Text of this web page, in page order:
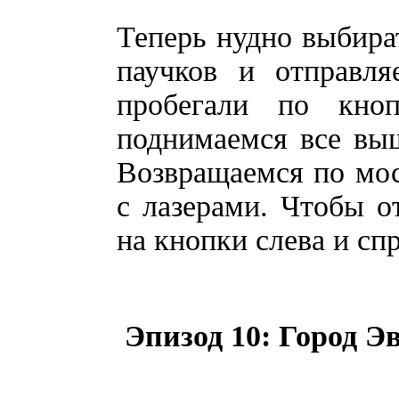
Теперь нудно
паучков и
пробегали по
поднимаемся все
Возвращаемся по
с лазерами. Чтобы
на кнопки слева и
Эпизод 10: Город